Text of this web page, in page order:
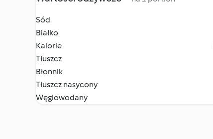
Sód
Białko
Kalorie
Tłuszcz
Błonnik
Tłuszcz nasycony
Węglowodany